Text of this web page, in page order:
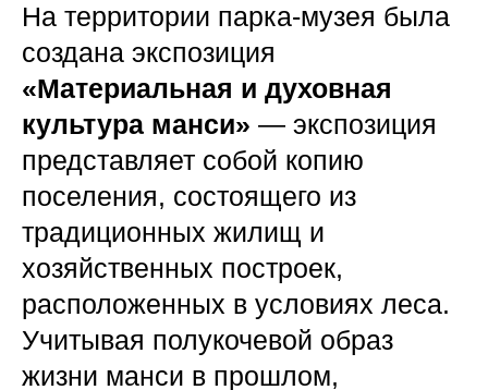
На территории парка-музея была
создана экспозиция
«Материальная и духовная
культура манси» — экспозиция
представляет собой копию
поселения, состоящего из
традиционных жилищ и
хозяйственных построек,
расположенных в условиях леса.
Учитывая полукочевой образ
жизни манси в прошлом,